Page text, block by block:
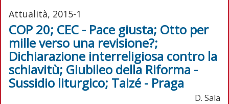
Attualità, 2015-1
COP 20; CEC - Pace giusta; Otto per
mille verso una revisione?;
Dichiarazione interreligiosa contro la
schiavitù; Giubileo della Riforma -
Sussidio liturgico; Taizé - Praga
D. Sala